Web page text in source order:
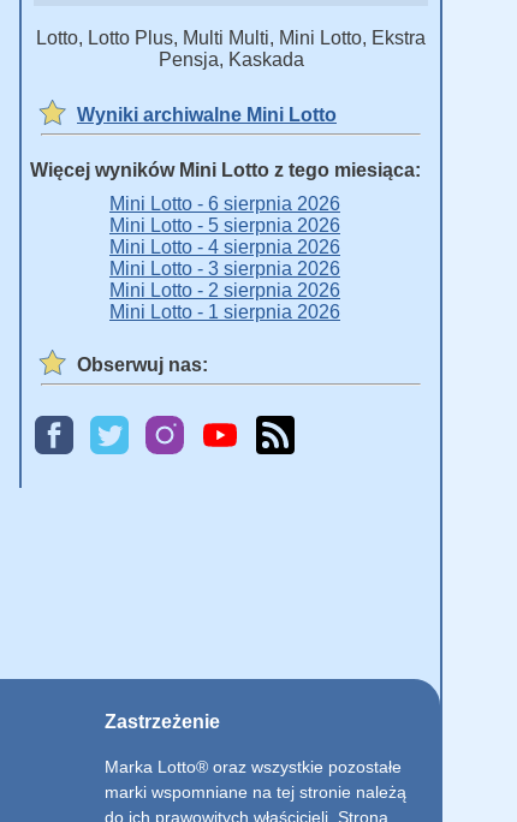
Lotto, Lotto Plus, Multi Multi, Mini Lotto, Ekstra
Pensja, Kaskada
Wyniki archiwalne Mini Lotto
Więcej wyników Mini Lotto z tego miesiąca:
Mini Lotto - 6 sierpnia 2026
Mini Lotto - 5 sierpnia 2026
Mini Lotto - 4 sierpnia 2026
Mini Lotto - 3 sierpnia 2026
Mini Lotto - 2 sierpnia 2026
Mini Lotto - 1 sierpnia 2026
Obserwuj nas:
Zastrzeżenie
Marka Lotto® oraz wszystkie pozostałe
marki wspomniane na tej stronie należą
do ich prawowitych właścicieli. Strona